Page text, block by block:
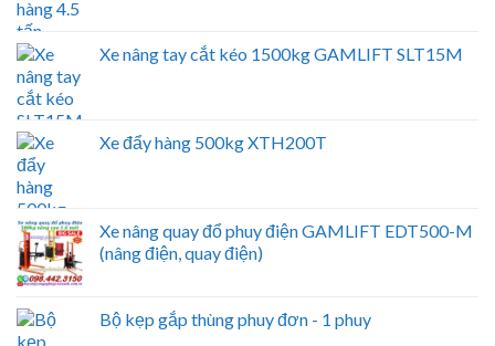
Xe nâng tay cắt kéo 1500kg GAMLIFT SLT15M
Xe đẩy hàng 500kg XTH200T
Xe nâng quay đổ phuy điện GAMLIFT EDT500-M
(nâng điện, quay điện)
Bộ kẹp gắp thùng phuy đơn - 1 phuy